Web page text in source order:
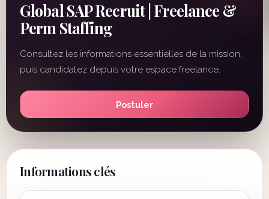
Global SAP Recruit | Freelance &
Perm Staffing
Consultez les informations essentielles de la mission,
puis candidatez depuis votre espace freelance.
Postuler
Informations clés